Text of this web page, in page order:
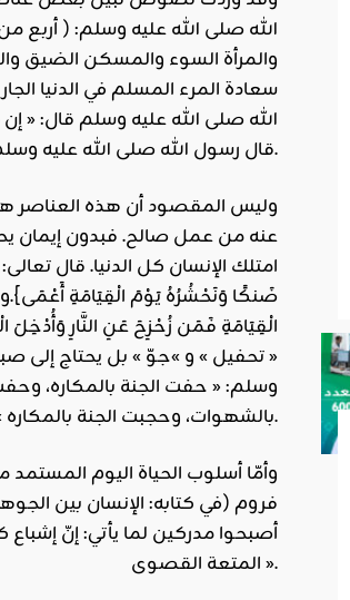
الله صلى الله عليه وسلم: ( أربع
والمرأة السوء والمسكن الضيق
سعادة المرء المسلم في الدنيا
الله صلى الله عليه وسلم قال: « إن
قال رسول الله صلى الله عليه وسلم: « من أصبح معافى في بدنه، آمنا في سربه، عنده قوت يومه، فكأنما حيزت له الدنيا « (ابن حبان في صحيحه).
وليس المقصود أن هذه العناصر هي
عنه من عمل صالح. فبدون إيمان
امتلك الإنسان كل الدنيا. قال
ضَنكًا وَنَحْشُرُهُ يَوْمَ الْقِيَامَةِ
الْقِيَامَةِ فَمَن زُحْزِحَ عَنِ النَّارِ وَأُدْخِلَ
« تحفيل » و »جوّ » بل يحتاج إلى
وسلم: « حفت الجنة بالمكاره،
بالشهوات، وحجبت الجنة بالمكاره » (رواه البخاري).
وأمّا أسلوب الحياة اليوم
فروم (في كتابه: الإنسان بين
أصبحوا مدركين لما يأتي: إنّ
المتعة القصوى ».